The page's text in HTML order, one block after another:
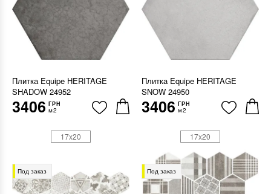
Плитка Equipe HERITAGE
SHADOW 24952
3406 ГРН
м2
Плитка Equipe HERITAGE
SNOW 24950
3406 ГРН
м2
Под заказ
17x20
Под заказ
17x20